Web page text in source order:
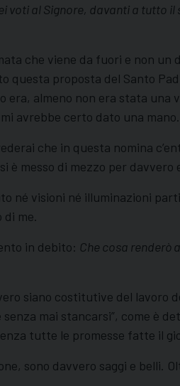
voti al Signore, davanti a tutto il
che viene da fuori e non
questa proposta del Santo
era, almeno non era stata
avrebbe certo dato una mano.
che in questa nomina
messo di mezzo per davvero
né visioni né illuminazioni
di me.
in debito: Che cosa renderò
siano costitutive del lavoro
mai stancarsi”, come è
tutte le promesse fatte il
sono davvero saggi e